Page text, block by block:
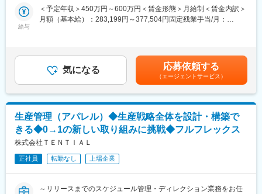
成長を支える重要なポジションです。
https://overcoatnyc.com/
生産スケジュールの策定および進捗管理
コスト管理、予算調整
品質管理（サンプルチェック、検品業務）
携
■型数：
年間100型前後、40～50型x2シーズン、期中で10型前後
※短期でニューヨーク出張の可能性がございます。
給与
＜予定年収＞450万円～600万円＜賃金形態＞月給制＜賃金内訳＞
月額（基本給）：283,199円～377,504円固定残業手当/月：
予定年収はあくまでも目安の金額であり、選考を通じて上下する
可能性があります。賃金はあくまでも目安の金額であり、選考を
通じて上下する可能性があります。月給(月額)は固定手当を含めた
表記です。
気になる 応募依頼する
（エージェントサービス）
生産管理（アパレル）◆生産戦略全体を設計・構築で
きる◆0→1の新しい取り組みに挑戦◆フルフレックス
株式会社ＴＥＮＴＩＡＬ
正社員 転勤なし 上場企業
～リリースまでのスケジュール管理・ディレクション業務をお任